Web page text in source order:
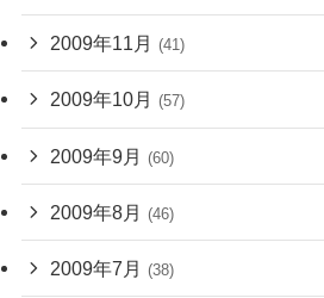
2009年11月 (41)
2009年10月 (57)
2009年9月 (60)
2009年8月 (46)
2009年7月 (38)